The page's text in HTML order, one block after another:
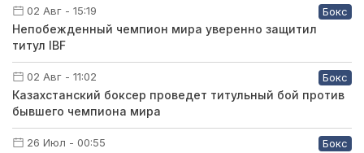
02 Авг - 15:19 Бокс
Непобежденный чемпион мира уверенно защитил
титул IBF
02 Авг - 11:02 Бокс
Казахстанский боксер проведет титульный бой против
бывшего чемпиона мира
26 Июл - 00:55 Бокс